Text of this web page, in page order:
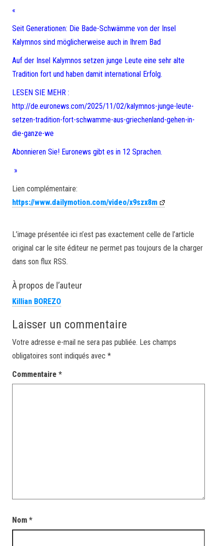
«
Seit Generationen: Die Bade-Schwämme von der Insel
Kalymnos sind möglicherweise auch in Ihrem Bad
Auf der Insel Kalymnos setzen junge Leute eine sehr alte
Tradition fort und haben damit international Erfolg.
LESEN SIE MEHR :
http://de.euronews.com/2025/11/02/kalymnos-junge-leute-
setzen-tradition-fort-schwamme-aus-griechenland-gehen-in-
die-ganze-we
Abonnieren Sie! Euronews gibt es in 12 Sprachen.
»
Lien complémentaire:
https://www.dailymotion.com/video/x9szx8m
L’image présentée ici n’est pas exactement celle de l’article
original car le site éditeur ne permet pas toujours de la charger
dans son flux RSS.
À propos de l’auteur
Killian BOREZO
Laisser un commentaire
Votre adresse e-mail ne sera pas publiée. Les champs
obligatoires sont indiqués avec *
Commentaire *
Nom *